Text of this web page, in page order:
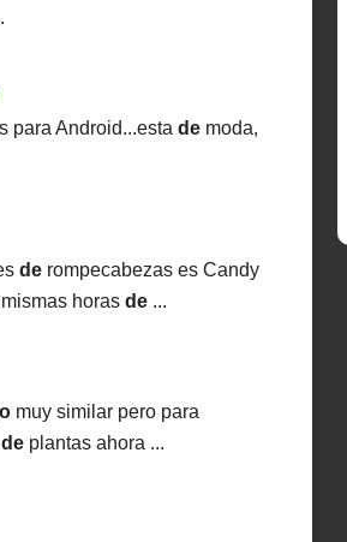
para Android...estade moda,
de rompecabezas es Candy
horasde ...
muy similar pero para
de plantas ahora ...